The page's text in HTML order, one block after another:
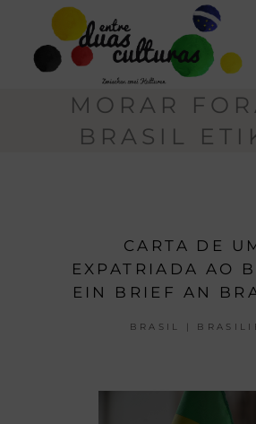
MORAR
BRASIL
CARTA DE
EXPATRIADA AO
EIN BRIEF AN
BRASIL |